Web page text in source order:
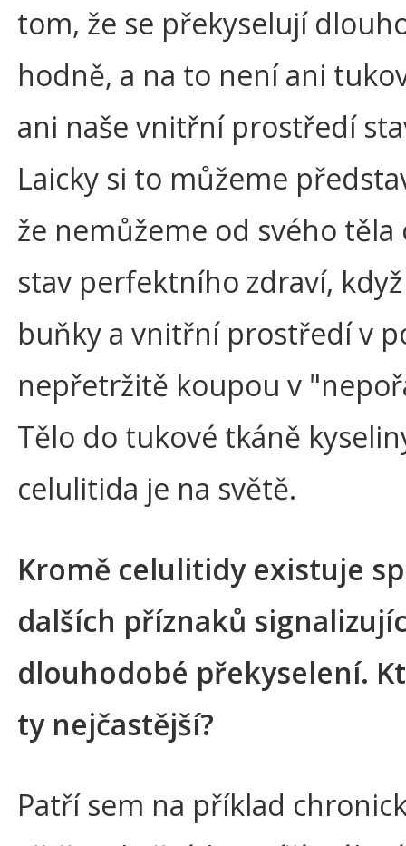
tom, že se překyselují
hodně, a na to není ani
ani naše vnitřní prostředí
Laicky si to můžeme
že nemůžeme od svého těla
stav perfektního zdraví,
buňky a vnitřní prostředí v
nepřetržitě koupou v
Tělo do tukové tkáně
celulitida je na světě.
Kromě celulitidy existuje
dalších příznaků
dlouhodobé překyselení.
ty nejčastější?
Patří sem na příklad